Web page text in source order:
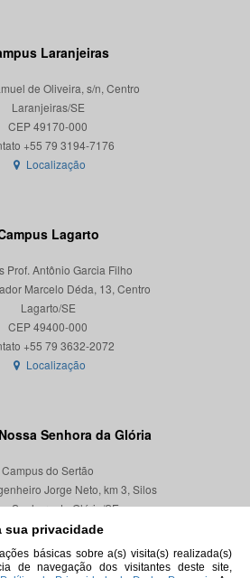
sua privacidade
básicas sobre a(s) visita(s) realizada(s)
de navegação dos visitantes deste site,
Laranjeiras
de Oliveira, s/n, Centro
Laranjeiras/SE
CEP 49170-000
Localização
Lagarto
Prof. Antônio Garcia Filho
Marcelo Déda, 13, Centro
Lagarto/SE
CEP 49400-000
Localização
Senhora da Glória
Campus do Sertão
Jorge Neto, km 3, Silos
Senhora da Glória/SE
CEP 49680-000
Localização